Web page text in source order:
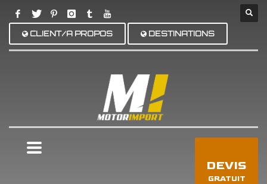
CLIENT/A PROPOS DESTINATIONS
DEVIS
GRATUIT